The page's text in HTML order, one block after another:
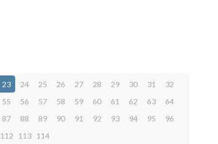
23 24 25 26 27 28 29 30 31
32
55 56 57 58 59 60 61 62 63
64
87 88 89 90 91 92 93 94 95
96
112 113 114